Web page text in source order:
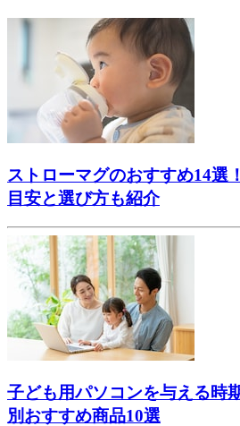
ストローマグのおすすめ14選
目安と選び方も紹介
子ども用パソコンを与える時
別おすすめ商品10選